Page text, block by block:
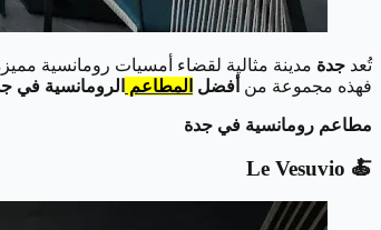
تُعد جدة مدينة مثالية لقضاء أمسيات رومانسية
فهذه مجموعة من أفضل المطاعم الرومانسية في
مطاعم رومانسية في جدة
🍝 Le Vesuvio